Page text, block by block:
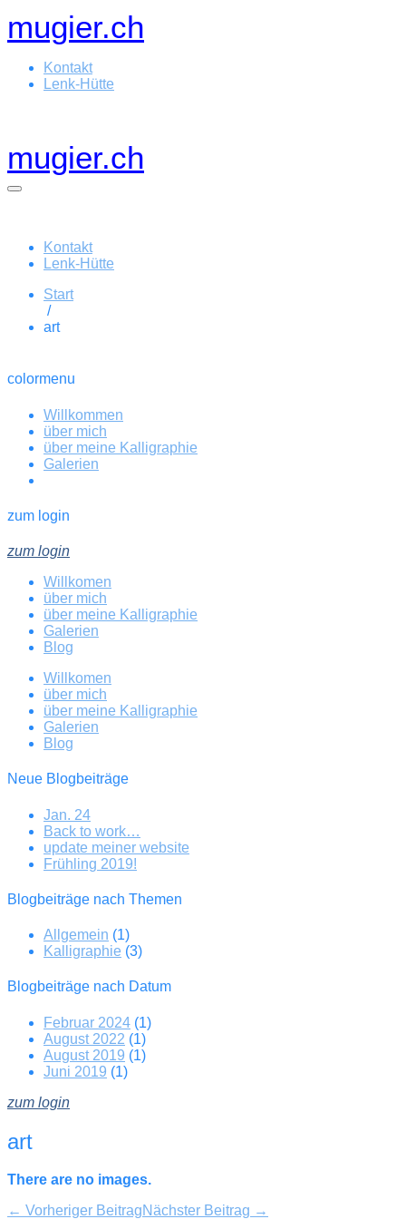
Inhalt
springen
mugier.ch
Kontakt
Lenk-Hütte
mugier.ch
Menü-
Kontakt
Lenk-Hütte
Start
/
art
colormenu
Willkommen
über mich
über meine Kalligraphie
Galerien
zum login
zum login
Willkomen
über mich
über meine Kalligraphie
Galerien
Blog
Willkomen
über mich
über meine Kalligraphie
Galerien
Blog
Neue Blogbeiträge
Jan. 24
Back to work…
update meiner website
Frühling 2019!
Blogbeiträge nach Themen
Allgemein (1)
Kalligraphie (3)
Blogbeiträge nach Datum
Februar 2024 (1)
August 2022 (1)
August 2019 (1)
Juni 2019 (1)
zum login
art
There are no images.
Beitragsnavigation
← Vorheriger BeitragNächster Beitrag →